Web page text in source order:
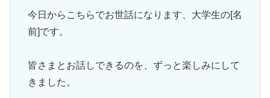
今日からこちらでお世話になります、大学生の[名
前]です。
皆さまとお話しできるのを、ずっと楽しみにして
きました。